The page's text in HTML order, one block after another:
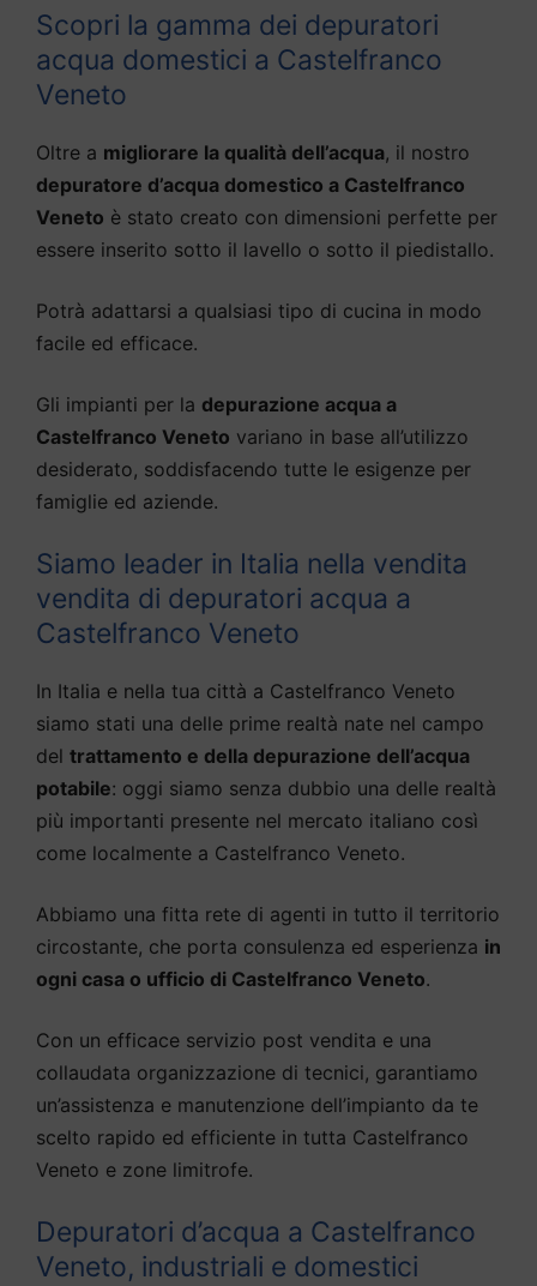
Scopri la gamma dei depuratori
acqua domestici a Castelfranco
Veneto
Oltre a migliorare la qualità dell’acqua, il nostro
depuratore d’acqua domestico a Castelfranco
Veneto è stato creato con dimensioni perfette per
essere inserito sotto il lavello o sotto il piedistallo.
Potrà adattarsi a qualsiasi tipo di cucina in modo
facile ed efficace.
Gli impianti per la depurazione acqua a
Castelfranco Veneto variano in base all’utilizzo
desiderato, soddisfacendo tutte le esigenze per
famiglie ed aziende.
Siamo leader in Italia nella vendita
vendita di depuratori acqua a
Castelfranco Veneto
In Italia e nella tua città a Castelfranco Veneto
siamo stati una delle prime realtà nate nel campo
del trattamento e della depurazione dell’acqua
potabile: oggi siamo senza dubbio una delle realtà
più importanti presente nel mercato italiano così
come localmente a Castelfranco Veneto.
Abbiamo una fitta rete di agenti in tutto il territorio
circostante, che porta consulenza ed esperienza in
ogni casa o ufficio di Castelfranco Veneto.
Con un efficace servizio post vendita e una
collaudata organizzazione di tecnici, garantiamo
un’assistenza e manutenzione dell’impianto da te
scelto rapido ed efficiente in tutta Castelfranco
Veneto e zone limitrofe.
Depuratori d’acqua a Castelfranco
Veneto, industriali e domestici